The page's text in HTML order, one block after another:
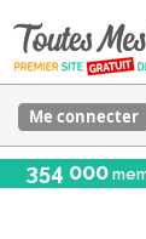
Me connecter
354 000